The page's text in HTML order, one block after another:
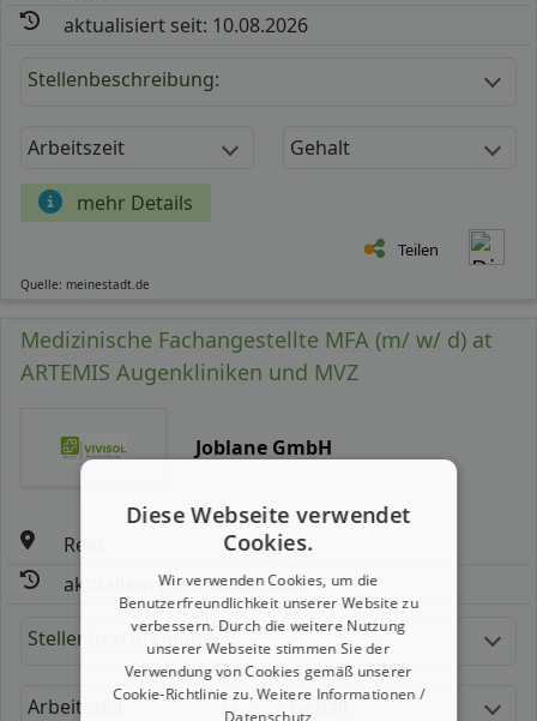
aktualisiert seit: 10.08.2026
Stellenbeschreibung:
Arbeitszeit Gehalt
mehr Details
Teilen
Quelle: meinestadt.de
Medizinische Fachangestellte MFA (m/ w/ d) at
ARTEMIS Augenkliniken und MVZ
Joblane GmbH
Rees
aktualisiert seit: 08.08.2026
Stellenbeschreibung:
Arbeitszeit Gehalt
Diese Webseite verwendet
Cookies.
Wir verwenden Cookies, um die
Benutzerfreundlichkeit unserer Website zu
verbessern. Durch die weitere Nutzung
unserer Webseite stimmen Sie der
Verwendung von Cookies gemäß unserer
Cookie-Richtlinie zu.Weitere Informationen /
Datenschutz